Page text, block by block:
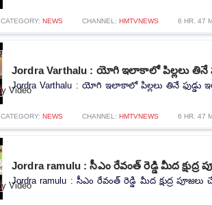
CATEGORY: NEWS CHANNEL: HMTVNEWS 6 HR. 47
Jordra Varthalu : యోగి ఇలాకాలో పిల్లలు తినే
Jordra Varthalu : యోగి ఇలాకాలో పిల్లలు తినే ఫుడ్డు
CATEGORY: NEWS CHANNEL: HMTVNEWS 6 HR. 47
Jordra ramulu : సీఎం రేవంత్ రెడ్డి మీద
Jordra ramulu : సీఎం రేవంత్ రెడ్డి మీద క్షుద్ర